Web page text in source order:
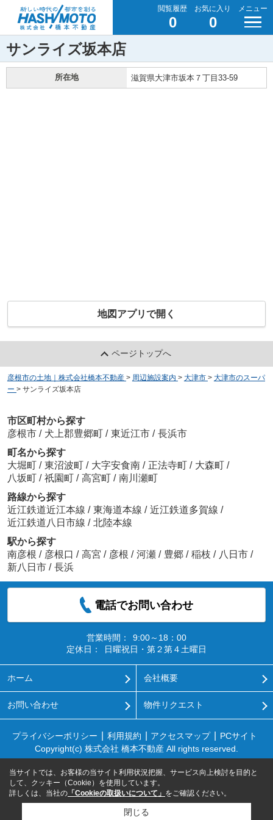
閲覧履歴
0
お気に入り
0
メニュー
サンライズ坂本店
所在地 滋賀県大津市坂本７丁目33-59
地図アプリで開く
ページトップへ
彦根市の土地｜株式会社橋本不動産 > 周辺施設案内 > 大津市 > 大津市のスーパ
ー > サンライズ坂本店
市区町村から探す
彦根市 / 犬上郡豊郷町 / 東近江市 / 長浜市
町名から探す
大堀町 / 東沼波町 / 大字安食南 / 正法寺町 / 大森町 /
八坂町 / 祇園町 / 高宮町 / 南川瀬町
路線から探す
近江鉄道近江本線 / 東海道本線 / 近江鉄道多賀線 /
近江鉄道八日市線 / 北陸本線
駅から探す
南彦根 / 彦根口 / 高宮 / 彦根 / 河瀬 / 豊郷 / 稲枝 / 八日市 /
新八日市 / 長浜
電話でお問い合わせ
営業時間：
9:00～18：00
定休日：
日曜祝日・第２第４土曜日
ホーム 会社概要
お問い合わせ 物件リクエスト
プライバシーポリシー 利用規約 アクセスマップ
PCサイト
Copyright(c) 株式会社 橋本不動産 All rights reserved.
当サイトでは、お客様の当サイト利用状況把握、サービス向上検討を目的と
して、クッキー（Cookie）を使用しています。
詳しくは、当社の 「Cookieの取扱いについて」 をご確認ください。
閉じる